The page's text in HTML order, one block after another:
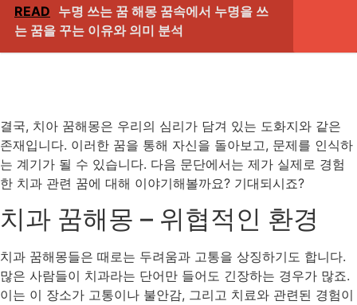
READ 누명 쓰는 꿈 해몽 꿈속에서 누명을 쓰
는 꿈을 꾸는 이유와 의미 분석
결국, 치아 꿈해몽은 우리의 심리가 담겨 있는 도화지와 같은
존재입니다. 이러한 꿈을 통해 자신을 돌아보고, 문제를 인식하
는 계기가 될 수 있습니다. 다음 문단에서는 제가 실제로 경험
한 치과 관련 꿈에 대해 이야기해볼까요? 기대되시죠?
치과 꿈해몽 – 위협적인 환경
치과 꿈해몽들은 때로는 두려움과 고통을 상징하기도 합니다.
많은 사람들이 치과라는 단어만 들어도 긴장하는 경우가 많죠.
이는 이 장소가 고통이나 불안감, 그리고 치료와 관련된 경험이